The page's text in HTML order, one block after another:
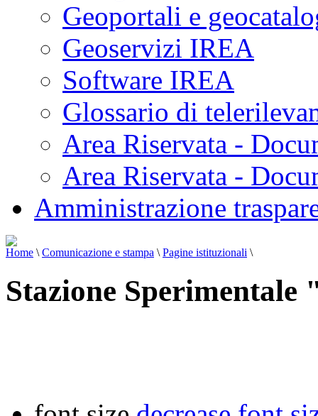
Geoportali e
Geoservizi IREA
Software IREA
Glossario di
Area Riservata -
Area Riservata -
Amministrazione
Home \ Comunicazione e stampa \ Pagine istituzionali \
Stazione